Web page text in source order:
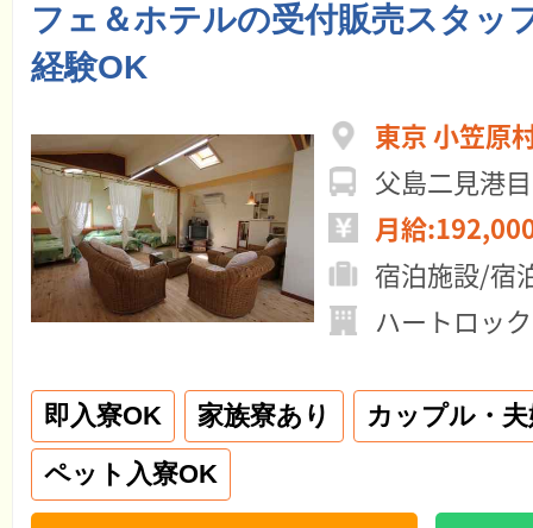
フェ＆ホテルの受付販売スタッ
経験OK
東京 小笠原
父島二見港
月給
宿泊施設/宿
ハートロッ
即入寮OK 家族寮あり
カップル・
ペット入寮OK